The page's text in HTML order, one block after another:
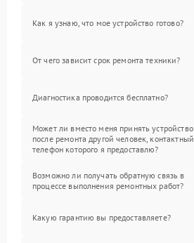
Как я узнаю, что мое устройство готово?
От чего зависит срок ремонта техники?
Диагностика проводится бесплатно?
Может ли вместо меня принять устройство
после ремонта другой человек, контактный
телефон которого я предоставлю?
Возможно ли получать обратную связь в
процессе выполнения ремонтных работ?
Какую гарантию вы предоставляете?